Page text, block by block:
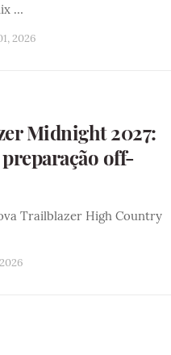
…
2026
Midnight 2027:
off-
Trailblazer High Country